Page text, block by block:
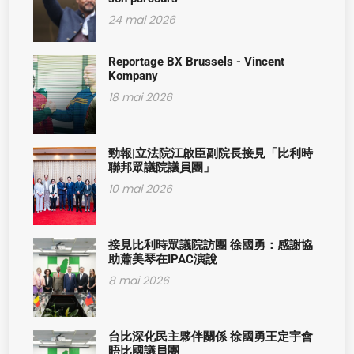
24 mai 2026
Reportage BX Brussels - Vincent
Kompany
18 mai 2026
勁報|立法院江啟臣副院長接見「比利時
聯邦眾議院議員團」
10 mai 2026
接見比利時眾議院訪團 徐國勇：感謝協
助蕭美琴在IPAC演說
8 mai 2026
台比深化民主夥伴關係 徐國勇王定宇會
晤比國議員團